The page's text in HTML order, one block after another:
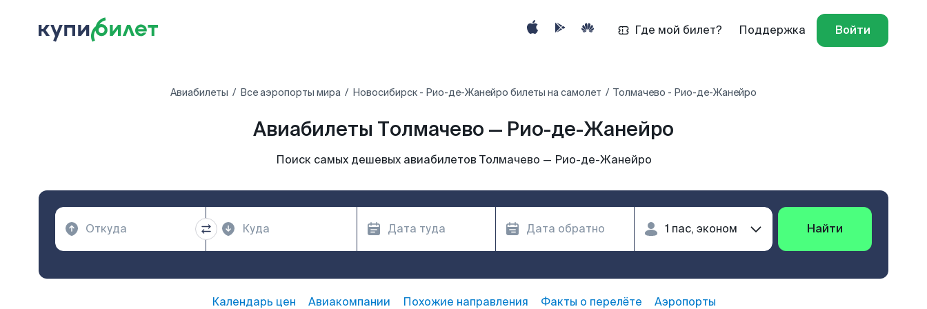
Где мой билет? Поддержка Войти
Авиабилеты Все аэропорты мира Новосибирск - Рио-де-Жанейро билеты на самолет Толмачево - Рио-де-Жанейро
Авиабилеты Толмачево — Рио-де-Жанейро
Поиск самых дешевых авиабилетов Толмачево — Рио-де-Жанейро
Найти
Календарь цен Авиакомпании Похожие направления Факты о перелёте Аэропорты